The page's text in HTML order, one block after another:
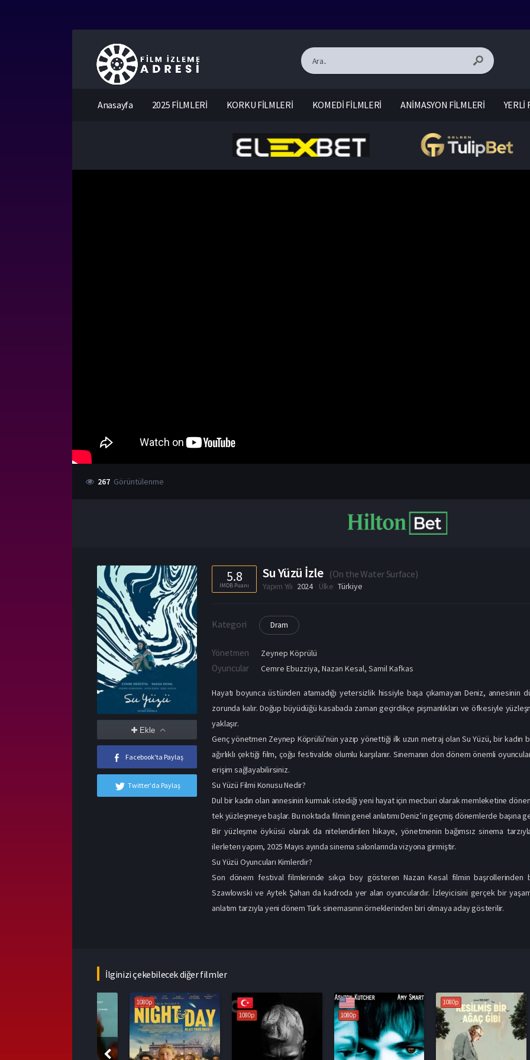
Anasayfa 2025 FİLMLERİ KORKU FİLMLERİ KOMEDİ FİLMLERİ ANİMASYON FİLMLERİ YERLİ
267 Görüntülenme
Ekle
Facebook'ta Paylaş
Twitter'da Paylaş
5.8
IMDB Puanı
Su Yüzü İzle (On the Water Surface)
Yapım Yılı 2024 Ülke Türkiye
Kategori Dram
Yönetmen Zeynep Köprülü
Oyuncular Cemre Ebuzziya,Nazan Kesal,Samil Kafkas
Hayatı boyunca üstünden atamadığı yetersizlik hissiyle başa çıkamayan Deniz,
zorunda kalır. Doğup büyüdüğü kasabada zaman geçirdikçe pişmanlıkları ve öfkesiyle
yaklaşır.
Genç yönetmen Zeynep Köprülü’nün yazıp yönettiği ilk uzun metraj olan Su Yüzü, bir kadın
ağırlıklı çektiği film, çoğu festivalde olumlu karşılanır. Sinemanın don dönem önemli
erişim sağlayabilirsiniz.
Su Yüzü Filmi Konusu Nedir?
Dul bir kadın olan annesinin kurmak istediği yeni hayat için mecburi olarak memleketine
tek yüzleşmeye başlar. Bu noktada filmin genel anlatımı Deniz’in geçmiş dönemlerde başına
Bir yüzleşme öyküsü olarak da nitelendirilen hikaye, yönetmenin bağımsız sinema
ilerleten yapım, 2025 Mayıs ayında sinema salonlarında vizyona girmiştir.
Su Yüzü Oyuncuları Kimlerdir?
Son dönem festival filmlerinde sıkça boy gösteren Nazan Kesal filmin başrollerinden
Szawlowski ve Aytek Şahan da kadroda yer alan oyunculardır. İzleyicisini gerçek bir
anlatım tarzıyla yeni dönem Türk sinemasının örneklerinden biri olmaya aday gösterilir.
İlginizi çekebilecek diğer filmler
1080p
1080p 1080p